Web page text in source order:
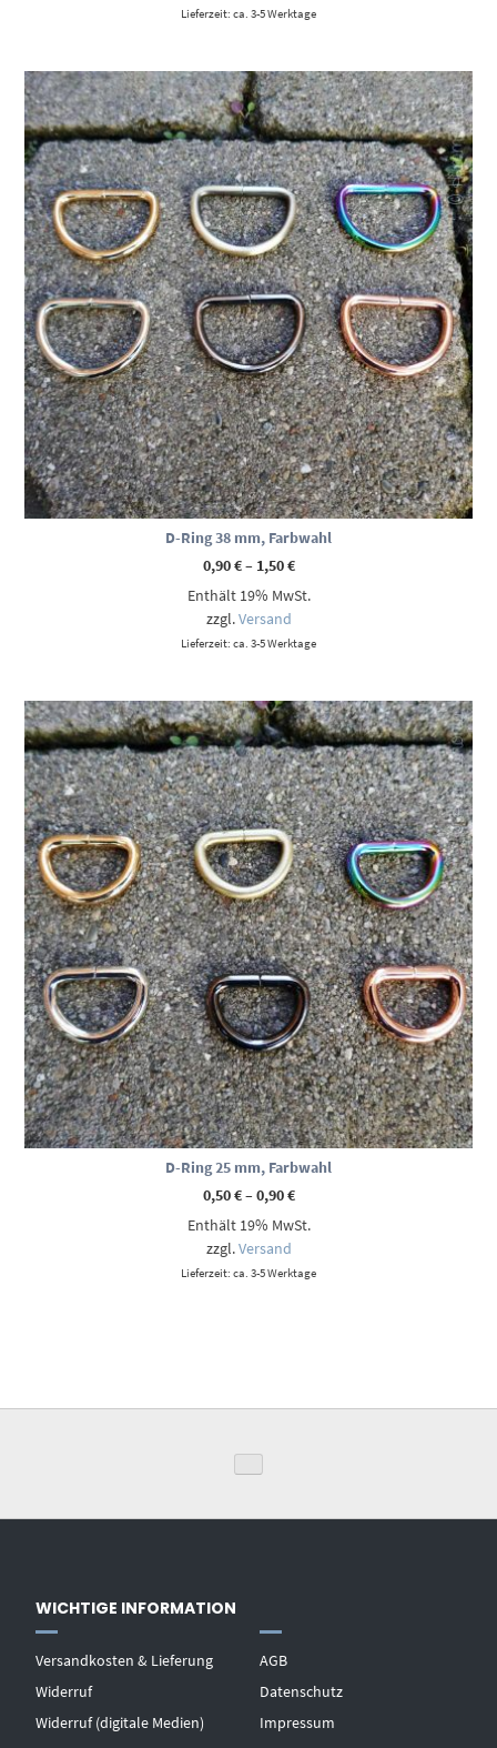
Lieferzeit: ca. 3-5 Werktage
D-Ring 38 mm, Farbwahl
0,90€– 1,50€Preisspanne:
bis
Enthält 19% MwSt.
zzgl.Versand
Lieferzeit: ca. 3-5 Werktage
D-Ring 25 mm, Farbwahl
0,50€–0,90€Preisspanne:
bis
Enthält 19% MwSt.
zzgl.Versand
Lieferzeit: ca. 3-5 Werktage
WICHTIGE INFORMATION
Versandkosten & Lieferung
Widerruf
Widerruf (digitale Medien)
AGB
Datenschutz
Impressum